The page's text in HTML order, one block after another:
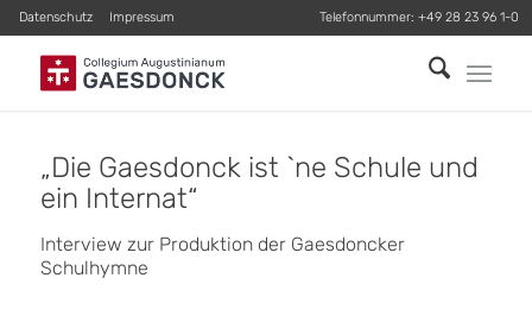
Datenschutz Impressum Telefonnummer: +49 28 23 96 1-0
„Die Gaesdonck ist `ne Schule und
ein Internat“
Interview zur Produktion der Gaesdoncker
Schulhymne